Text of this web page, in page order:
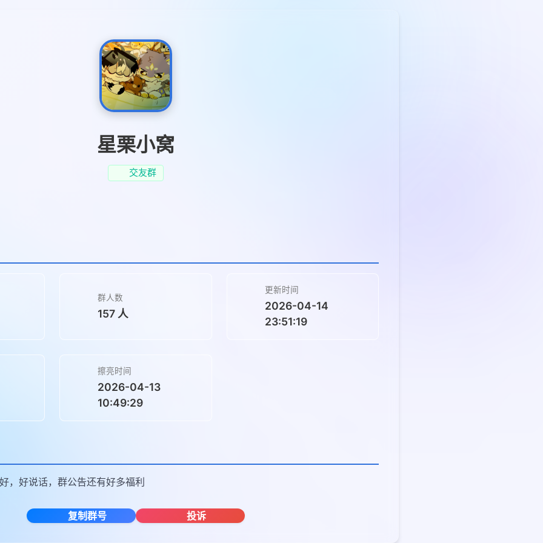
星栗小窝
交友群
群人数
157 人
更新时间
2026-04-14
23:51:19
擦亮时间
2026-04-13
10:49:29
，好说话，群公告还有好多福利
复制群号 投诉